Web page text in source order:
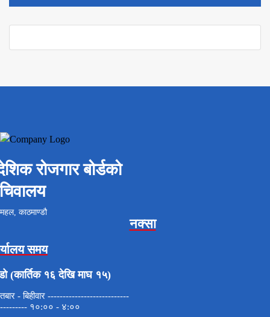
रोजगार बोर्डको
काठमाण्डौ
समय
(कार्तिक १६ देखि माघ १५)
- बिहीवार ---------------------------
१०:०० - ४:००
नक्सा